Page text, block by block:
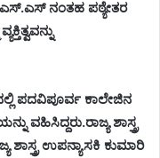
ನಂತಹ ಪಠ್ಯೇತರ
ಪದವಿಪೂರ್ವ ಕಾಲೇಜಿನ
ವಹಿಸಿದ್ದರು.ರಾಜ್ಯ ಶಾಸ್ತ್ರ
ಶಾಸ್ತ್ರ ಉಪನ್ಯಾಸಕಿ ಕುಮಾರಿ